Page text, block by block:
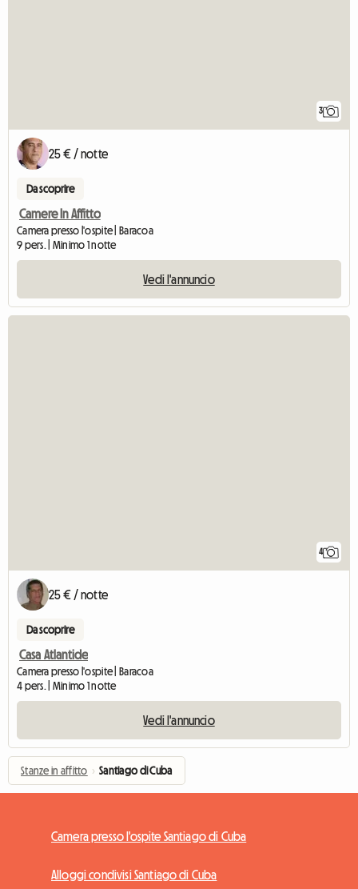
3
25 € / notte
Da scoprire
Camere In Affitto
Camera presso l'ospite | Baracoa
9 pers. | Minimo 1 notte
Vedi l'annuncio
4
25 € / notte
Da scoprire
Casa Atlantide
Camera presso l'ospite | Baracoa
4 pers. | Minimo 1 notte
Vedi l'annuncio
Stanze in affitto › Santiago di Cuba
Camera presso l'ospite Santiago di Cuba
Alloggi condivisi Santiago di Cuba